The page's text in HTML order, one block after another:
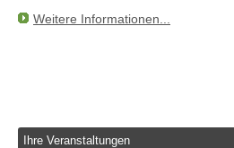
Weitere Informationen...
Ihre Veranstaltungen